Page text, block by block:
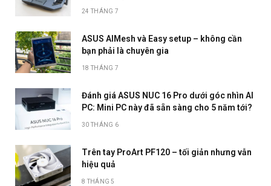
24 THÁNG 7
ASUS AIMesh và Easy setup – không cần
bạn phải là chuyên gia
18 THÁNG 7
Đánh giá ASUS NUC 16 Pro dưới góc nhìn AI
PC: Mini PC này đã sẵn sàng cho 5 năm tới?
30 THÁNG 6
Trên tay ProArt PF120 – tối giản nhưng vẫn
hiệu quả
8 THÁNG 5